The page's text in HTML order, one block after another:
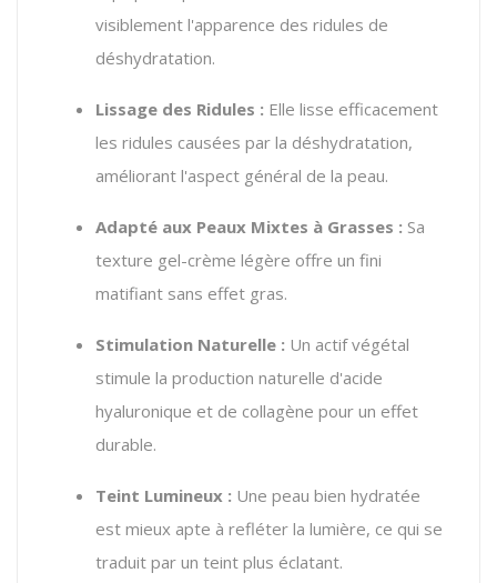
visiblement l'apparence des ridules de
déshydratation.
Lissage des Ridules : Elle lisse efficacement
les ridules causées par la déshydratation,
améliorant l'aspect général de la peau.
Adapté aux Peaux Mixtes à Grasses : Sa
texture gel-crème légère offre un fini
matifiant sans effet gras.
Stimulation Naturelle : Un actif végétal
stimule la production naturelle d'acide
hyaluronique et de collagène pour un effet
durable.
Teint Lumineux : Une peau bien hydratée
est mieux apte à refléter la lumière, ce qui se
traduit par un teint plus éclatant.